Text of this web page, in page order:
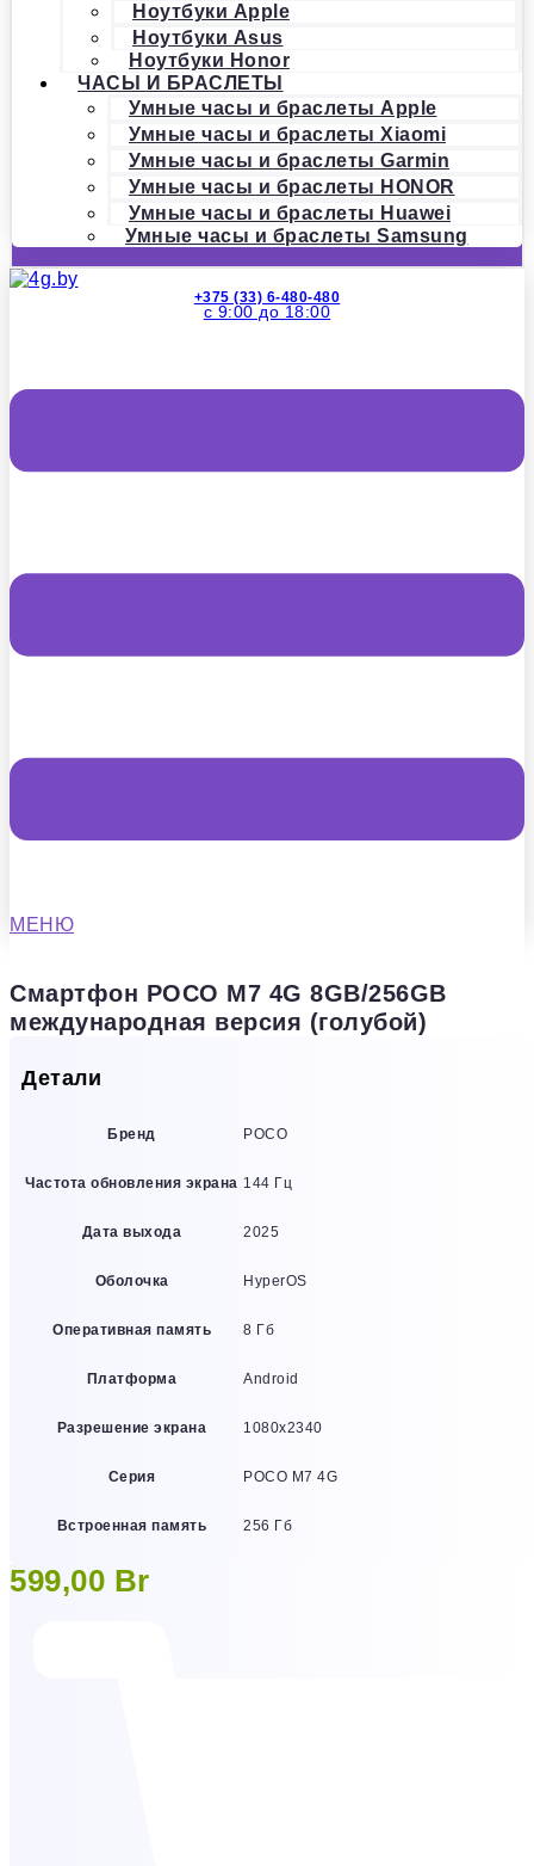
Ноутбуки Apple
Ноутбуки Asus
Ноутбуки Honor
ЧАСЫ И БРАСЛЕТЫ
Умные часы и браслеты Apple
Умные часы и браслеты Xiaomi
Умные часы и браслеты Garmin
Умные часы и браслеты HONOR
Умные часы и браслеты Huawei
Умные часы и браслеты Samsung
+375 (33) 6-480-480
с 9:00 до 18:00
МЕНЮ
Смартфон POCO M7 4G 8GB/256GB
международная версия (голубой)
Детали
Бренд POCO
Частота обновления экрана 144 Гц
Дата выхода 2025
Оболочка HyperOS
Оперативная память 8 Гб
Платформа Android
Разрешение экрана 1080х2340
Серия POCO M7 4G
Встроенная память 256 Гб
599,00 Br